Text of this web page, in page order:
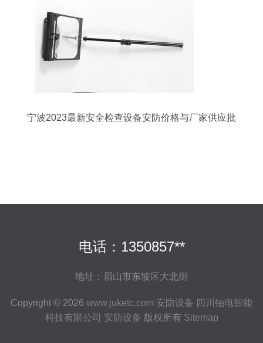
宁波2023最新安全检查设备安防价格与厂家供应批
电话：1350857**
地址：眉山市东坡区大北街
Copyright © 2026 www.juketc.com 安防设备 四川铀电智能
科技有限公司 安防设备 版权所有 Sitemap